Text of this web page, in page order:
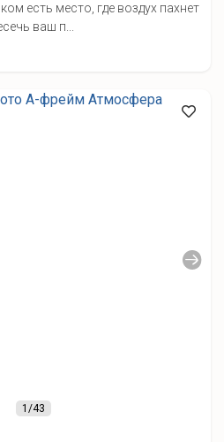
есть место, где воздух пахнет
ваш п...
1/43